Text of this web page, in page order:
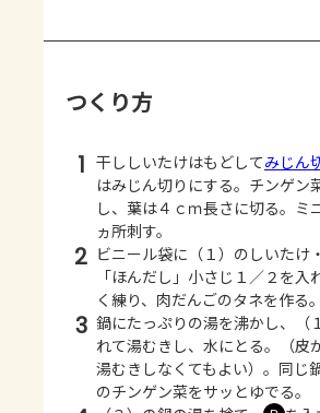
つくり方
1 干ししいたけはもどしてみじん
はみじん切りにする。チンゲン
し、葉は４ｃｍ長さに切る。ミ
ヵ所刺す。
2 ビニール袋に（１）のしいたけ
「ほんだし」小さじ１／２を入
く練り、肉だんごのタネを作る。
3 鍋にたっぷりの湯を沸かし、（
れて湯むきし、水にとる。（皮
湯むきしなくてもよい）。同じ
のチンゲン菜をサッとゆでる。